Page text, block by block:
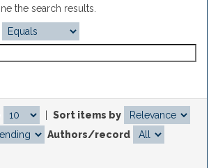
the search results.
Sort items by
Authors/record